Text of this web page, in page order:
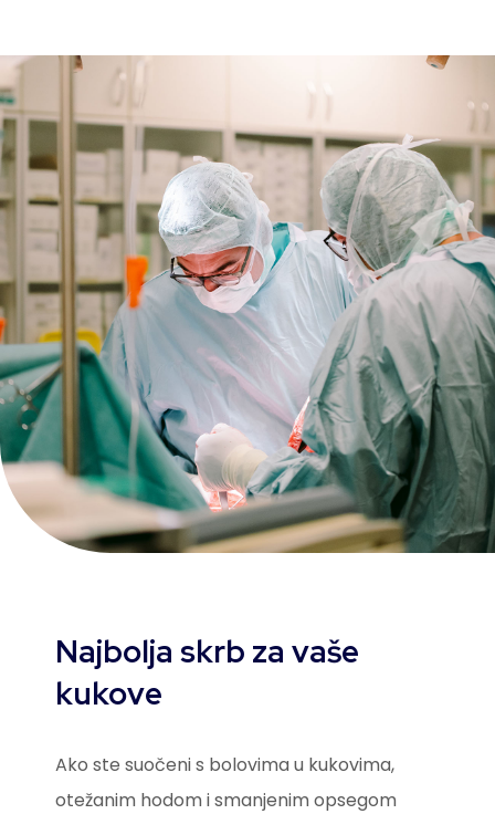
Najbolja skrb za vaše
kukove
Ako ste suočeni s bolovima u kukovima,
otežanim hodom i smanjenim opsegom